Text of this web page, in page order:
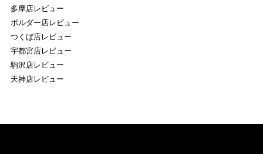
多摩店レビュー
ボルダー店レビュー
つくば店レビュー
宇都宮店レビュー
駒沢店レビュー
天神店レビュー